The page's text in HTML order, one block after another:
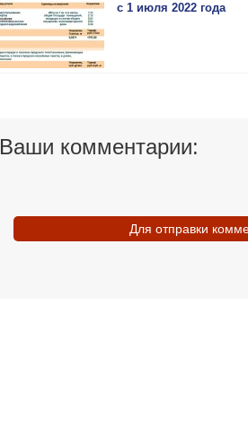
с 1 июля 2022 года
Ваши комментарии:
Для отправки